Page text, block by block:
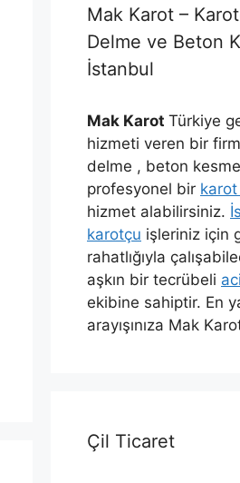
Mak Karot –
Delme ve Beton
İstanbul
Mak Karot Türkiye
hizmeti veren bir
delme , beton
profesyonel bir karot
hizmet alabilirsiniz.
karotçu işleriniz için
rahatlığıyla
aşkın bir tecrübeli
ekibine sahiptir. En
arayışınıza Mak
Çil Ticaret